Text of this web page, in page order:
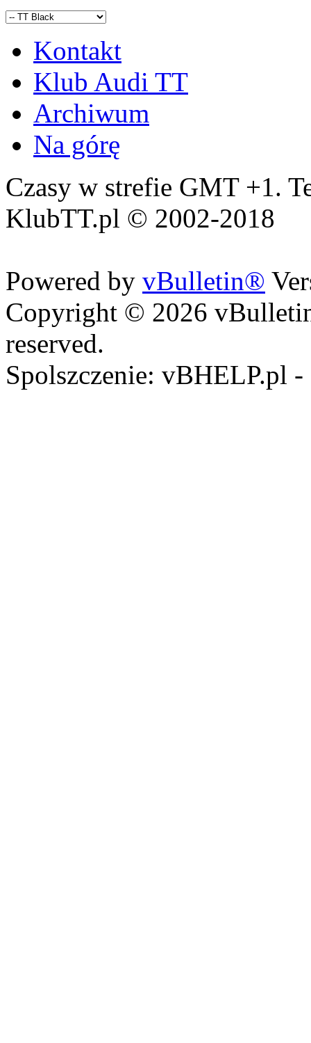
Kontakt
Klub Audi TT
Archiwum
Na górę
Czasy w strefie GMT +1.
KlubTT.pl © 2002-2018
Powered by vBulletin®
Copyright © 2026
reserved.
Spolszczenie: vBHELP.pl